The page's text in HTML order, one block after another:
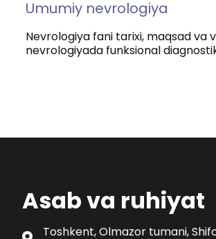
Umumiy nevrologiya
Nevrologiya fani tarixi, maqsad va
nevrologiyada funksional
Asab va ruhiyat
Toshkent, Olmazor tumani,